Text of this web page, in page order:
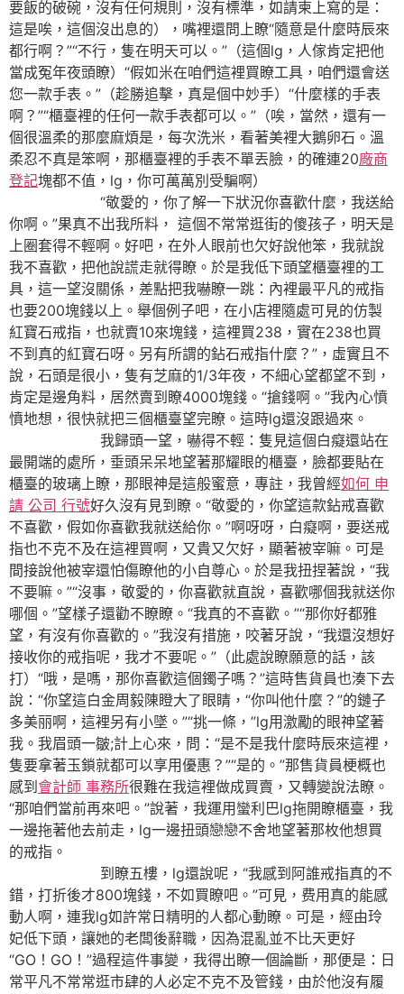
要飯的破碗，沒有任何規則，沒有標準，如請柬上寫的是：
這是唉，這個沒出息的），嘴裡還問上瞭“隨意是什麼時辰來
都行啊？”“不行，隻在明天可以。”（這個lg，人傢肯定把他
當成冤年夜頭瞭）“假如米在咱們這裡買瞭工具，咱們還會送
您一款手表。”（趁勝追擊，真是個中妙手）“什麼樣的手表
啊？”“櫃臺裡的任何一款手表都可以。”（唉，當然，還有一
個很溫柔的那麼麻煩是，每次洗米，看著美裡大鵝卵石。溫
柔忍不真是笨啊，那櫃臺裡的手表不單丟臉，的確連20廠商
登記塊都不值，lg，你可萬萬別受騙啊）
“敬愛的，你了解一下狀況你喜歡什麼，我送給
你啊。”果真不出我所料， 這個不常常逛街的傻孩子，明天是
上圈套得不輕啊。好吧，在外人眼前也欠好說他笨，我就說
我不喜歡，把他說謊走就得瞭。於是我低下頭望櫃臺裡的工
具，這一望沒關係，差點把我嚇瞭一跳：內裡最平凡的戒指
也要200塊錢以上。舉個例子吧，在小店裡隨處可見的仿製
紅寶石戒指，也就賣10來塊錢，這裡買238，實在238也買
不到真的紅寶石呀。另有所謂的鉆石戒指什麼？”，虛實且不
說，石頭是很小，隻有芝麻的1/3年夜，不細心望都望不到，
肯定是邊角料，居然賣到瞭4000塊錢。“搶錢啊。”我內心憤
憤地想，很快就把三個櫃臺望完瞭。這時lg還沒跟過來。
我歸頭一望，嚇得不輕：隻見這個白癡還站在
最開端的處所，垂頭呆呆地望著那耀眼的櫃臺，臉都要貼在
櫃臺的玻璃上瞭，那眼神是這般蜜意，專註，我曾經如何 申
請 公司 行號好久沒有見到瞭。“敬愛的，你望這款鉆戒喜歡
不喜歡，假如你喜歡我就送給你。”啊呀呀，白癡啊，要送戒
指也不克不及在這裡買啊，又貴又欠好，顯著被宰嘛。可是
間接說他被宰還怕傷瞭他的小自尊心。於是我扭捏著說，“我
不要嘛。”“沒事，敬愛的，你喜歡就直說，喜歡哪個我就送你
哪個。”望樣子還勸不瞭瞭。“我真的不喜歡。”“那你好都雅
望，有沒有你喜歡的。”我沒有措施，咬著牙說，“我還沒想好
接收你的戒指呢，我才不要呢。”（此處說瞭願意的話，該
打）“哦，是嗎，那你喜歡這個鐲子嗎？”這時售貨員也湊下去
說：“你望這白金周毅陳瞪大了眼睛，“你叫他什麼？”的鏈子
多美丽啊，這裡另有小墜。”“挑一條，”lg用激勵的眼神望著
我。我眉頭一皺;計上心來，問：“是不是我什麼時辰來這裡，
隻要拿著玉鎖就都可以享用優惠？”“是的。”那售貨員梗概也
感到 會計師 事務所很難在我這裡做成買賣，又轉變說法瞭。
“那咱們當前再來吧。”說著，我運用蠻利巴lg拖開瞭櫃臺，我
一邊拖著他去前走，lg一邊扭頭戀戀不舍地望著那枚他想買
的戒指。
到瞭五樓，lg還說呢，“我感到阿誰戒指真的不
錯，打折後才800塊錢，不如買瞭吧。”可見，费用真的能感
動人啊，連我lg如許常日精明的人都心動瞭。可是，經由玲
妃低下頭，讓她的老闆後辭職，因為混亂並不比天更好
“GO！GO！”過程這件事變，我得出瞭一個論斷，那便是：日
常平凡不常常逛市肆的人必定不克不及管錢，由於他沒有履